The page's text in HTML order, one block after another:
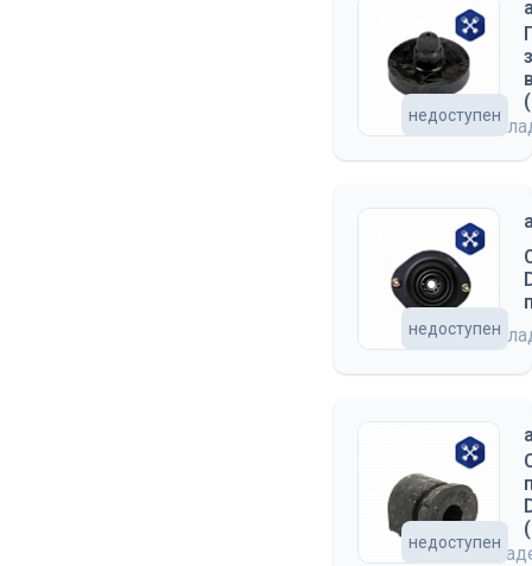
на
недоступен
на
недоступен
на
недоступен